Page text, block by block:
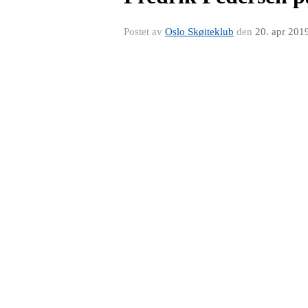
Postet av Oslo Skøiteklub den 20. apr